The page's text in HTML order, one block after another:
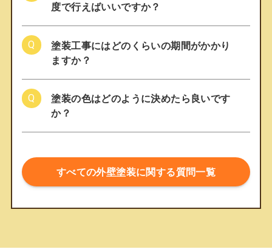
度で行えばいいですか？
塗装工事にはどのくらいの期間がかかり
ますか？
塗装の色はどのように決めたら良いです
か？
すべての外壁塗装に関する質問一覧